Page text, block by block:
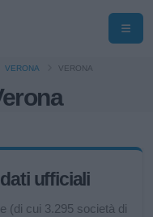
VERONA VERONA
ufficiali
(di cui 3.295 società di